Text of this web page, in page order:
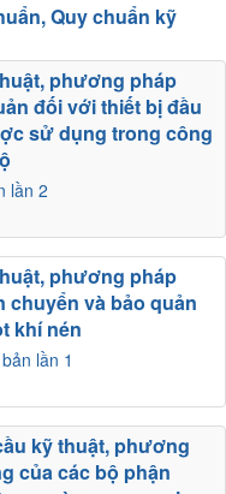
Quy chuẩn kỹ
lần 2
phương pháp
đối với thiết bị đầu
sử dụng trong công
lần 1
phương pháp
chuyển và bảo quản
khí nén
kỹ thuật, phương
của các bộ phận